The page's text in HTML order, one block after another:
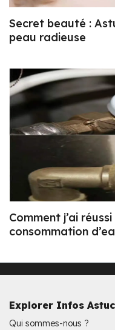
Secret beauté :
peau radieuse
Comment j’ai
consommation
Explorer Infos
Qui sommes-nous ?